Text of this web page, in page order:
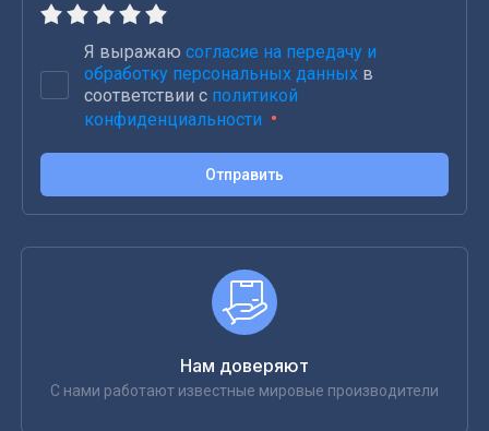
Я выражаю согласие на передачу и
обработку персональных данных в
соответствии с политикой
конфиденциальности
Отправить
Нам доверяют
С нами работают известные мировые производители